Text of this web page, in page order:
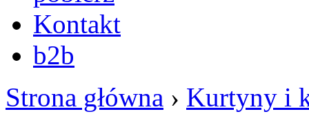
Kontakt
b2b
Strona główna › Kurtyny i